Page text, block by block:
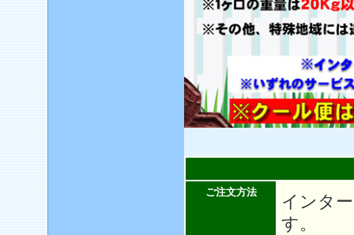
ご注文方法
インタ
す。